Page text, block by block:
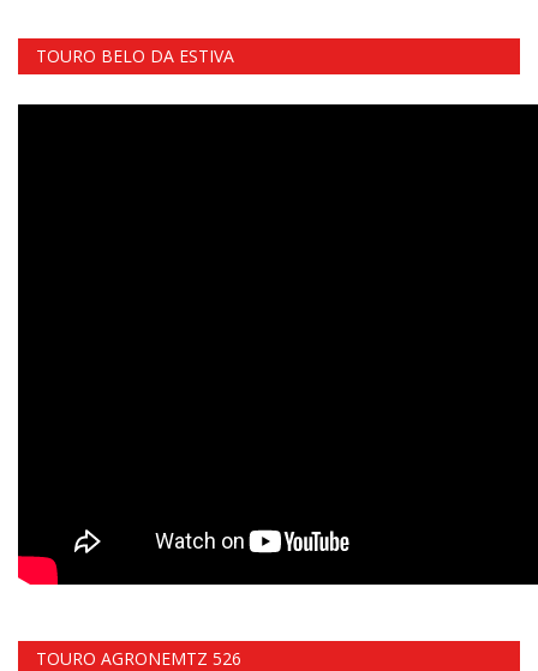
TOURO BELO DA ESTIVA
TOURO AGRONEMTZ 526